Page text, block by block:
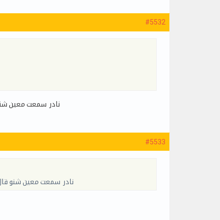
#5532
نادر سمعت معين
#5533
نادر سمعت معين شنو